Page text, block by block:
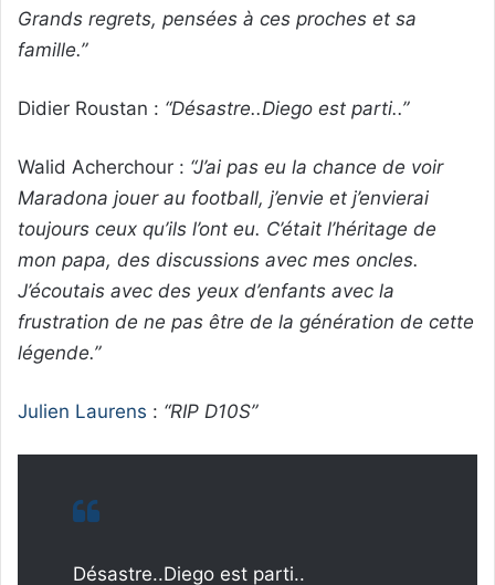
Grands regrets, pensées à ces proches et sa
famille.”
Didier Roustan : “Désastre..Diego est parti..”
Walid Acherchour : “J’ai pas eu la chance de voir
Maradona jouer au football, j’envie et j’envierai
toujours ceux qu’ils l’ont eu. C’était l’héritage de
mon papa, des discussions avec mes oncles.
J’écoutais avec des yeux d’enfants avec la
frustration de ne pas être de la génération de cette
légende.”
Julien Laurens : “RIP D10S”
Désastre..Diego est parti..